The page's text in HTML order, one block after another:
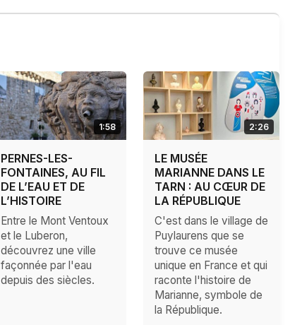
1:58
PERNES-LES-
FONTAINES, AU FIL
DE L’EAU ET DE
L’HISTOIRE
Entre le Mont Ventoux
et le Luberon,
découvrez une ville
façonnée par l'eau
depuis des siècles.
2:26
LE MUSÉE
MARIANNE DANS LE
TARN : AU CŒUR DE
LA RÉPUBLIQUE
C'est dans le village de
Puylaurens que se
trouve ce musée
unique en France et qui
raconte l'histoire de
Marianne, symbole de
la République.